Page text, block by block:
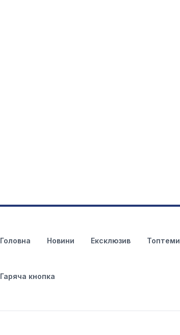
Головна Новини Ексклюзив Топтеми
Гаряча кнопка